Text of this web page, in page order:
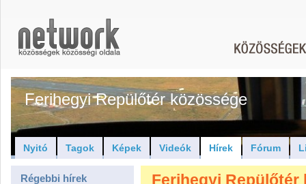
Ferihegyi Repülőtér közössége
Nyitó Tagok Képek Videók Hírek Fórum
Régebbi hírek Ferihegyi Repülőtér